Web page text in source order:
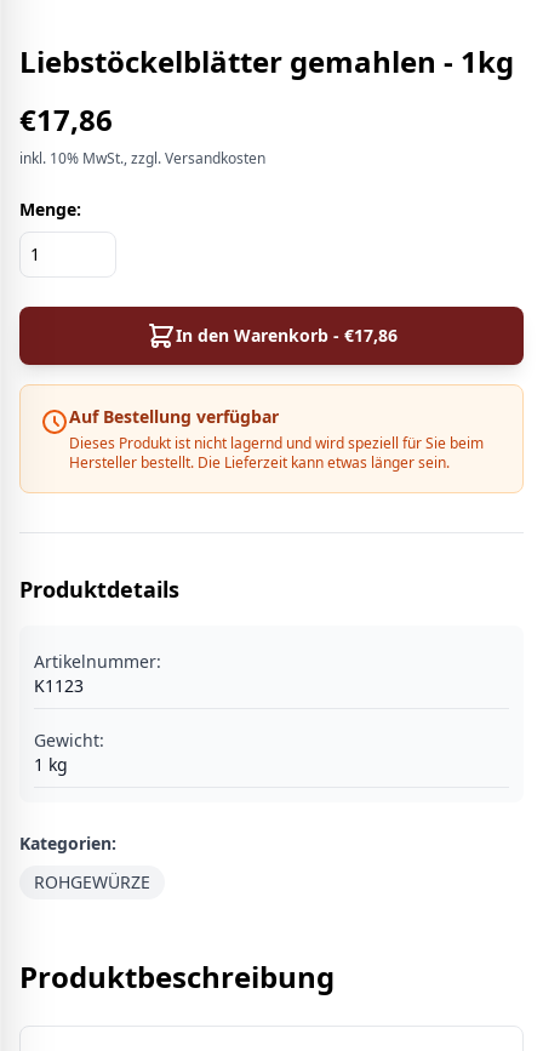
Liebstöckelblätter gemahlen - 1kg
€17,86
inkl. 10% MwSt., zzgl. Versandkosten
Menge:
In den Warenkorb - €17,86
Auf Bestellung verfügbar
Dieses Produkt ist nicht lagernd und wird speziell für Sie beim
Hersteller bestellt. Die Lieferzeit kann etwas länger sein.
Produktdetails
Artikelnummer:
K1123
Gewicht:
1 kg
Kategorien:
ROHGEWÜRZE
Produktbeschreibung